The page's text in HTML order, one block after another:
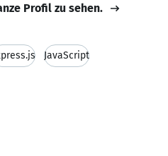
Profil zu sehen.
JavaScript